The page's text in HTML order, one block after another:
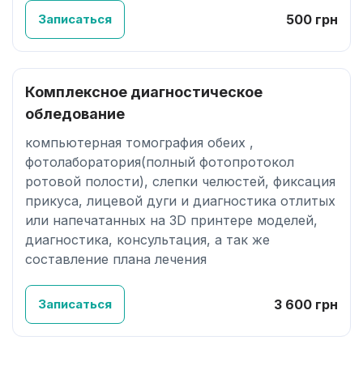
500 грн
Записаться
Комплексное диагностическое
обледование
компьютерная томография обеих ,
фотолаборатория(полный фотопротокол
ротовой полости), слепки челюстей, фиксация
прикуса, лицевой дуги и диагностика отлитых
или напечатанных на 3D принтере моделей,
диагностика, консультация, а так же
составление плана лечения
3 600 грн
Записаться